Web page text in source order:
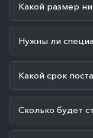
Какой размер
Нужны ли
Какой срок
Сколько будет